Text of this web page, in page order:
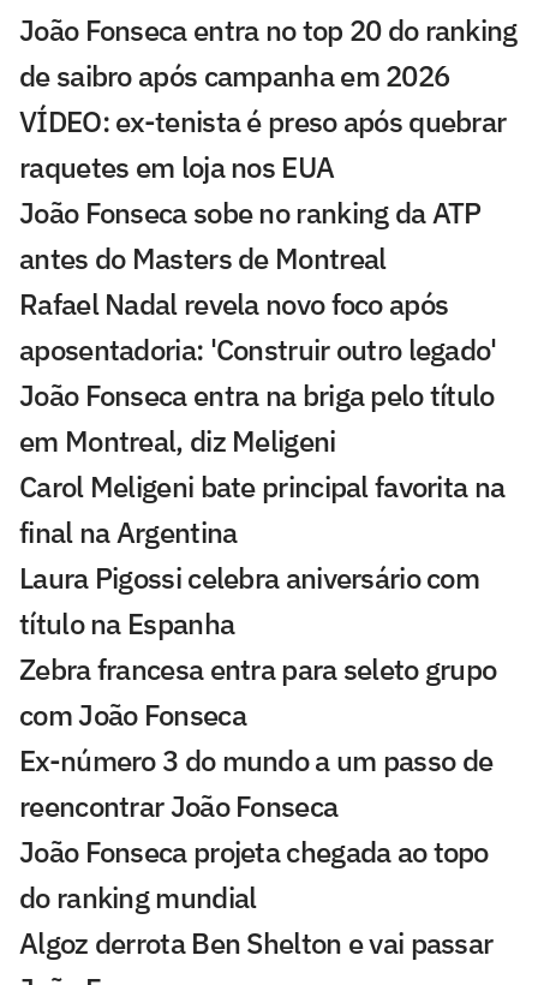
João Fonseca entra no top 20 do ranking
de saibro após campanha em 2026
VÍDEO: ex-tenista é preso após quebrar
raquetes em loja nos EUA
João Fonseca sobe no ranking da ATP
antes do Masters de Montreal
Rafael Nadal revela novo foco após
aposentadoria: 'Construir outro legado'
João Fonseca entra na briga pelo título
em Montreal, diz Meligeni
Carol Meligeni bate principal favorita na
final na Argentina
Laura Pigossi celebra aniversário com
título na Espanha
Zebra francesa entra para seleto grupo
com João Fonseca
Ex-número 3 do mundo a um passo de
reencontrar João Fonseca
João Fonseca projeta chegada ao topo
do ranking mundial
Algoz derrota Ben Shelton e vai passar